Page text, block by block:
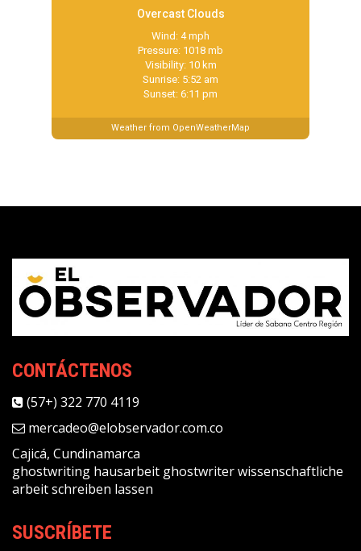
Overcast Clouds
Wind: 4 mph
Pressure: 1018 mb
Visibility: 10 km
Sunrise: 5:52 am
Sunset: 6:11 pm
Weather from OpenWeatherMap
CONTÁCTENOS
(57+) 322 770 4119
mercadeo@elobservador.com.co
Cajicá, Cundinamarca
ghostwriting hausarbeit ghostwriterwissenschaftliche
arbeit schreiben lassen
SUSCRÍBETE